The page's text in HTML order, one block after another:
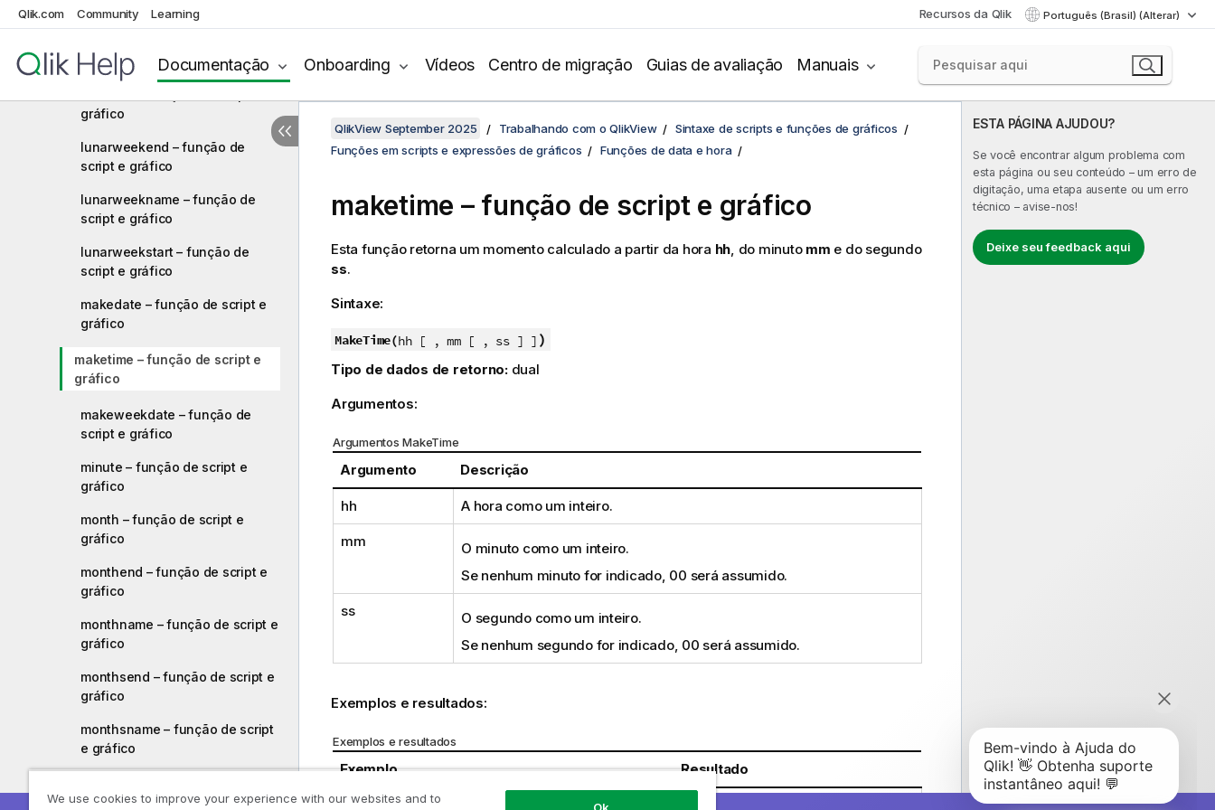
Qlik.com Community Learning Recursos da Qlik Português (Brasil) (Alterar)
Documentação Onboarding Vídeos Centro de migração Guias de avaliação Manuais
e gráfico
e gráfico
gráfico
lunarweekend – função de
script e gráfico
lunarweekname – função de
script e gráfico
lunarweekstart – função de
script e gráfico
makedate – função de script e
gráfico
maketime – função de script e
gráfico
makeweekdate – função de
script e gráfico
minute – função de script e
gráfico
month – função de script e
gráfico
monthend – função de script e
gráfico
monthname – função de script e
gráfico
monthsend – função de script e
gráfico
monthsname – função de script
e gráfico
gráfico
ESTA PÁGINA AJUDOU?
Se você encontrar algum problema com
esta página ou seu conteúdo – um erro de
digitação, uma etapa ausente ou um erro
técnico – avise-nos!
Deixe seu feedback aqui
QlikView September 2025 Trabalhando com o QlikView
Sintaxe de scripts e funções de gráficos
Funções em scripts e expressões de gráficos
Funções de data e hora
maketime – função de script e gráfico
Esta função retorna um momento calculado a partir da hora hh, do minuto mm e do segundo
ss.
Sintaxe:
MakeTime(hh [ , mm [ , ss ] ] )
Tipo de dados de retorno:dual
Argumentos:
Argumentos MakeTime
Argumento Descrição
hh A hora como um inteiro.
mm
O minuto como um inteiro.
Se nenhum minuto for indicado, 00 será assumido.
ss
O segundo como um inteiro.
Se nenhum segundo for indicado, 00 será assumido.
Exemplos e resultados:
Exemplos e resultados
Exemplo Resultado
maketime( 22 )
We use cookies to improve your experience with our websites and to